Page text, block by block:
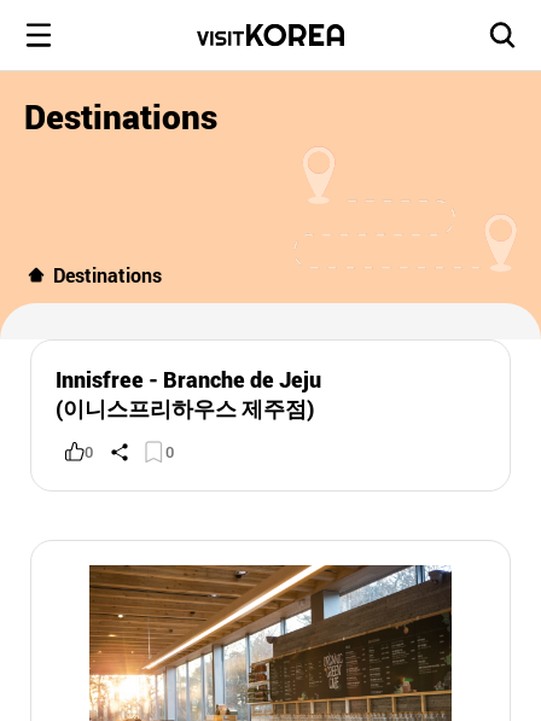
Destinations
Destinations
Innisfree - Branche de Jeju
(이니스프리하우스 제주점)
0 0